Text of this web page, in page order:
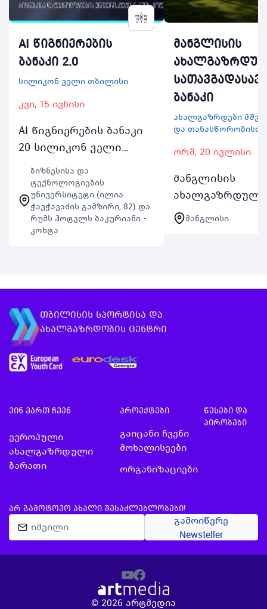
AI წიგნიერების
ბანაკი 2.0
სილიკონ ველი თბილისი
კვი, 15 ივნისი
AI წიგნიერების ბანაკი
20 სილიკონ ველი
ბიზნესისა და
ტექნოლოგიების
უნივერსიტეტის
ერთობლივი
ბიზნესისა და
ტექნოლოგიების
უნივერსიტეტი (ილია
ჭავჭავაძის გამზირი, 82) და
რუმს ჰოტელს ბაკურიანი -
კოხტა
მანგლისის
ბანაკი
ახალგაზრდები
და
ორშ, 20 ივლისი
მანგლისის
ახალგაზრდული
ბანაკი
მანგლისი
თბილისის სპორტისა და
ახალგაზრდობის ცენტრი
ვინ ვართ ჩვენ
ევროპული
ახალგაზრდული
ბარათი
პროექტები
გაიცანი ჩვენი
მოხალისეები
ორგანიზაციები
წესები და
პირობები
ᲐᲠ ᲒᲐᲛᲝᲢᲝᲕᲝ ᲐᲮᲐᲚᲘ ᲨᲔᲡᲐᲫᲚᲔᲑᲚᲝᲑᲔᲑᲘ!
გამოიწერე
Newsteller
© 2026 არტმედია